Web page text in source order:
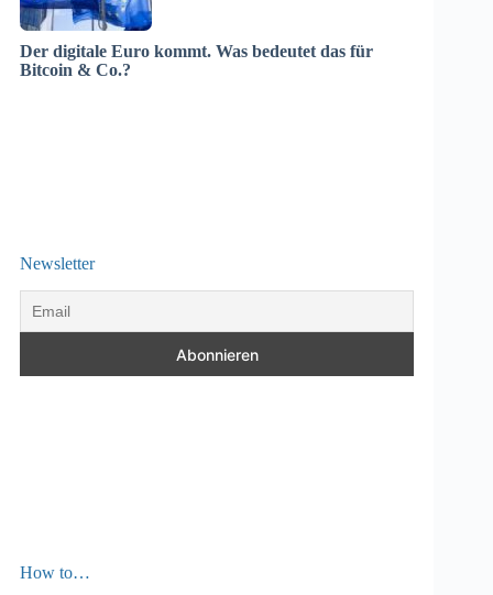
Der digitale Euro kommt. Was bedeutet das für
Bitcoin & Co.?
Newsletter
How to…